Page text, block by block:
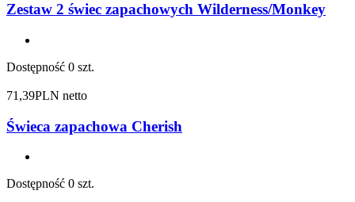
Zestaw 2 świec zapachowych Wilderness/Monkey
Dostępność 0 szt.
71,39PLN netto
Świeca zapachowa Cherish
Dostępność 0 szt.